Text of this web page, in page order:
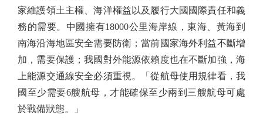
家維護領土主權、海洋權益以及履行大國國際責任和義
務的需要。中國擁有18000公里海岸線，東海、黃海到
南海沿海地區安全需要防衛；當前國家海外利益不斷增
加，需要保護；我國對外能源依賴度也在不斷加強，海
上能源交通線安全必須重視。「從航母使用規律看，我
國至少需要6艘航母，才能確保至少兩到三艘航母可處
於戰備狀態。」